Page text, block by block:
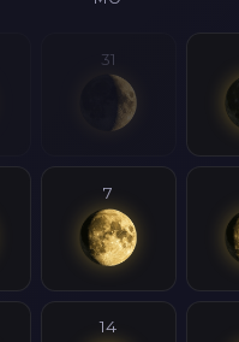
31
7
14